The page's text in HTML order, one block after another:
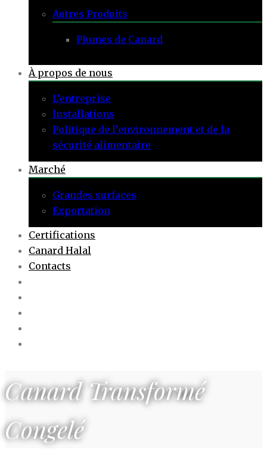
Autres Produits
Plumes de Canard
À propos de nous
L’entreprise
Installations
Politique de l’environnement et de la
sécurité alimentaire
Marché
Grandes surfaces
Exportation
Certifications
Canard Halal
Contacts
Canard Transformé
Congelé